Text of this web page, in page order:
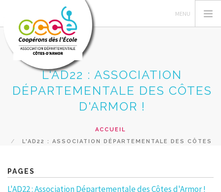
L'OCCE
GERER SA COOPERATIVE
RECHERCHER
L'AD22 : ASSOCIATION
DÉPARTEMENTALE DES CÔTES
D'ARMOR !
ACCUEIL
L'AD22 : ASSOCIATION DÉPARTEMENTALE DES CÔTES
PAGES
L'AD22 : Association Départementale des Côtes d'Armor !